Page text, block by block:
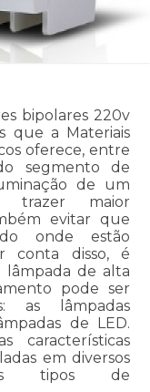
bipolares 220v
que a Materiais
oferece, entre
segmento de
de um
trazer maior
evitar que
onde estão
conta disso, é
de alta
pode ser
as lâmpadas
de LED.
características
em diversos
tipos de